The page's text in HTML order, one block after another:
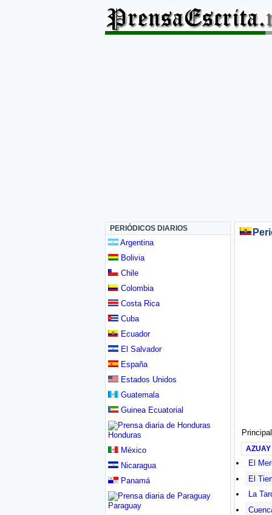
AZUAY
El
El
La
PERIÓDICOS DIARIOS
Argentina
Bolivia
Chile
Colombia
Costa Rica
Cuba
Ecuador
El Salvador
España
Estados Unidos
Guatemala
Guinea Ecuatorial
Honduras
México
Nicaragua
Panamá
Paraguay